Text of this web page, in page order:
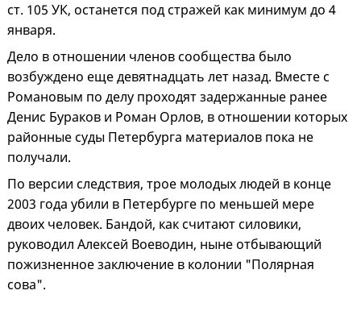
ст. 105 УК, останется под стражей как минимум до 4
января.
Дело в отношении членов сообщества было
возбуждено еще девятнадцать лет назад. Вместе с
Романовым по делу проходят задержанные ранее
Денис Бураков и Роман Орлов, в отношении которых
районные суды Петербурга материалов пока не
получали.
По версии следствия, трое молодых людей в конце
2003 года убили в Петербурге по меньшей мере
двоих человек. Бандой, как считают силовики,
руководил Алексей Воеводин, ныне отбывающий
пожизненное заключение в колонии "Полярная
сова".